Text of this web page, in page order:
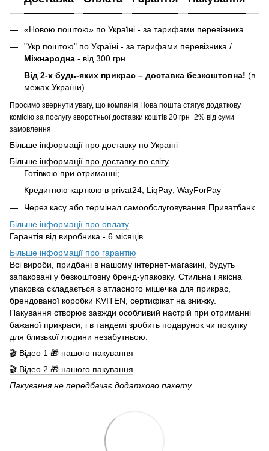
«Новою поштою» по Україні - за тарифами перевізника
"Укр поштою" по Україні - за тарифами перевізника /
Міжнародна - від 300 грн
Від 2-х будь-яких прикрас – доставка безкоштовна! (в
межах України)
Просимо звернути увагу, що компанія Нова пошта стягує додаткову
комісію за послугу зворотньої доставки коштів 20 грн+2% від суми
замовлення
Більше інформації про доставку по Україні
Більше інформації про доставку по світу
Готівкою при отриманні;
Кредитною карткою в privat24, LiqPay; WayForPay
Через касу або термінал самообслуговування Приватбанк.
Більше інформації про оплату
Гарантія від виробника - 6 місяців
Більше інформації про гарантію
Всі вироби, придбані в нашому інтернет-магазині, будуть
запаковані у безкоштовну бренд-упаковку. Стильна і якісна
упаковка складається з атласного мішечка для прикрас,
брендованої коробки KVITEN, сертифікат на знижку.
Пакування створює завжди особливий настрій при отриманні
бажаної прикраси, і в тандемі зробить подарунок чи покупку
для близької людини незабутньою.
🎬 Відео 1 🎁 нашого пакування
🎬 Відео 2 🎁 нашого пакування
Пакування не передбачає додатково пакету.